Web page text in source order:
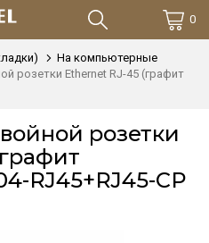
0
На компьютерные
розетки Еthernet RJ-45 (графит
розетки
RJ45+RJ45-CP